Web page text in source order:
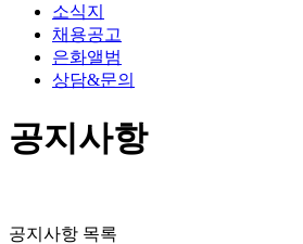
소식지
채용공고
은화앨범
상담&문의
공지사항
공지사항 목록